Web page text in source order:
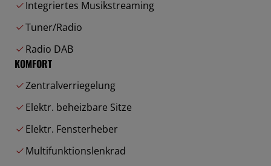
Integriertes Musikstreaming
Tuner/Radio
Radio DAB
KOMFORT
Zentralverriegelung
Elektr. beheizbare Sitze
Elektr. Fensterheber
Multifunktionslenkrad